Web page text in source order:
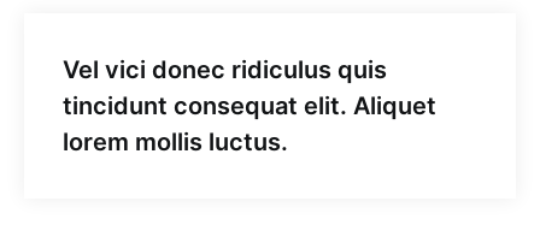
Vel vici donec ridiculus quis
tincidunt consequat elit. Aliquet
lorem mollis luctus.